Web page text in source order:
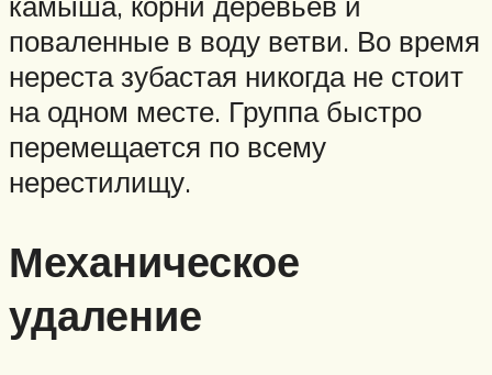
поваленные в воду ветви. Во время
нереста зубастая никогда не стоит
на одном месте. Группа быстро
перемещается по всему
нерестилищу.
Механическое
удаление